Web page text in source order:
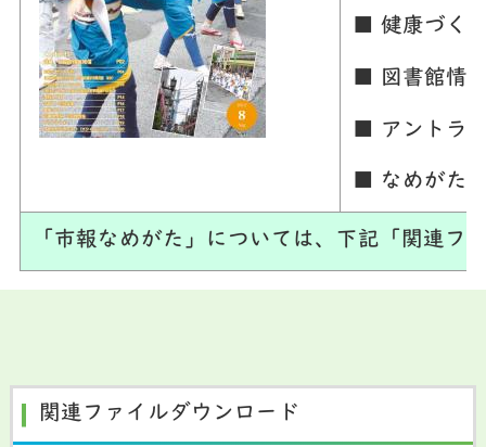
■ 健康づく
■ 図書館情
■ アントラ
■ なめがた
「市報なめがた」については、下記「関連
関連ファイルダウンロード